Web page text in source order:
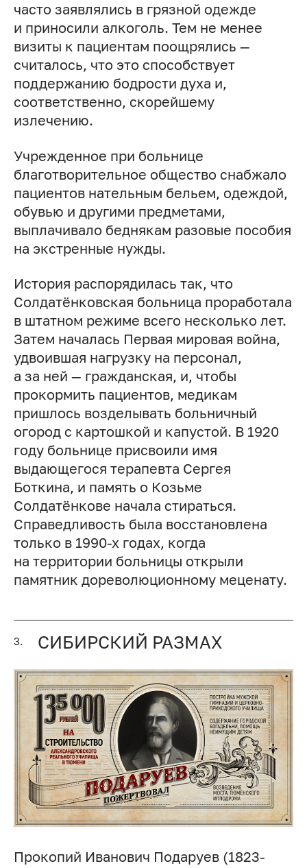
часто заявлялись в грязной одежде
и приносили алкоголь. Тем не менее
визиты к пациентам поощрялись —
считалось, что это способствует
поддержанию бодрости духа и,
соответственно, скорейшему
излечению.
Учрежденное при больнице
благотворительное общество снабжало
пациентов нательным бельем, одеждой,
обувью и другими предметами,
выплачивало беднякам разовые пособия
на экстренные нужды.
История распорядилась так, что
Солдатёнковская больница проработала
в штатном режиме всего несколько лет.
Затем началась Первая мировая война,
удвоившая нагрузку на персонал,
а за ней — гражданская, и, чтобы
прокормить пациентов, медикам
пришлось возделывать больничный
огород с картошкой и капустой. В 1920
году больнице присвоили имя
выдающегося терапевта Сергея
Боткина, и память о Козьме
Солдатёнкове начала стираться.
Справедливость была восстановлена
только в 1990-х годах, когда
на территории больницы открыли
памятник дореволюционному меценату.
3. СИБИРСКИЙ РАЗМАХ
Прокопий Иванович Подаруев (1823-